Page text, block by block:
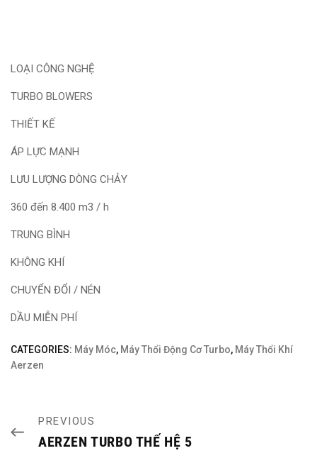
LOẠI CÔNG NGHỆ
TURBO BLOWERS
THIẾT KẾ
ÁP LỰC MẠNH
LƯU LƯỢNG DÒNG CHẢY
360 đến 8.400 m3 / h
TRUNG BÌNH
KHÔNG KHÍ
CHUYỂN ĐỔI / NÉN
DẦU MIỄN PHÍ
CATEGORIES: Máy Móc, Máy Thổi Động Cơ Turbo, Máy Thổi Khí
Aerzen
PREVIOUS
AERZEN TURBO THẾ HỆ 5